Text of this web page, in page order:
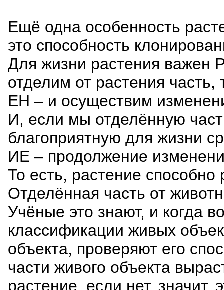
Ещё одна особенность
это способность
Для жизни растения важен
отделим от растения часть,
ЕН – и осуществим
И, если мы отделённую
благоприятную для жизни
ИЕ – продолжение
То есть, растение
Отделённая часть от
Учёные это знают, и когда
классификации живых
объекта, проверяют его
части живого объекта
растение, если нет, значит,